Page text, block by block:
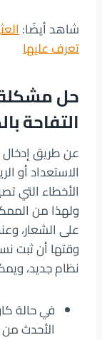
شاهد أيضًا:
تعرف عليها
حل مشكلة
التفاحة
عن طريق إدخال
الاستعداد أو
الأخطاء التي
ولهذا من
على الشعار،
وقتها أن ثبت
نظام جديد،
الأحدث من